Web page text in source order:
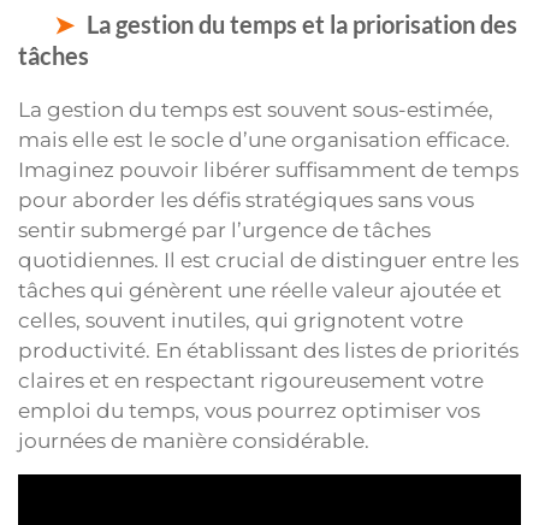
La gestion du temps et la priorisation des
tâches
La gestion du temps est souvent sous-estimée,
mais elle est le socle d’une organisation efficace.
Imaginez pouvoir libérer suffisamment de temps
pour aborder les défis stratégiques sans vous
sentir submergé par l’urgence de tâches
quotidiennes. Il est crucial de distinguer entre les
tâches qui génèrent une réelle valeur ajoutée et
celles, souvent inutiles, qui grignotent votre
productivité. En établissant des listes de priorités
claires et en respectant rigoureusement votre
emploi du temps, vous pourrez optimiser vos
journées de manière considérable.